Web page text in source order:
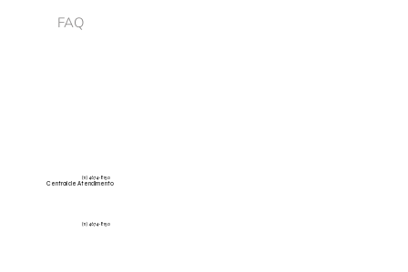
FAQ
Central de Atendimento
(11) 4674-8150
(11) 4674-8150